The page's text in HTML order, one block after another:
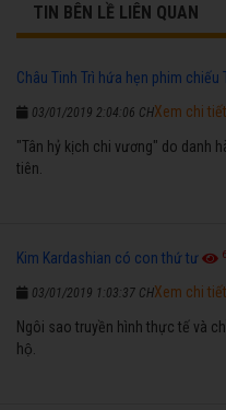
TIN BÊN LỀ LIÊN QUAN
Châu Tinh Trì hứa hẹn phim
03/01/2019 2:04:06 CH
"Tân hỷ kịch chi vương" do danh
tiên.
Xem chi tiết
Kim Kardashian có con thứ tư
03/01/2019 1:03:37 CH
Ngôi sao truyền hình thực tế và
hộ.
Xem chi tiết